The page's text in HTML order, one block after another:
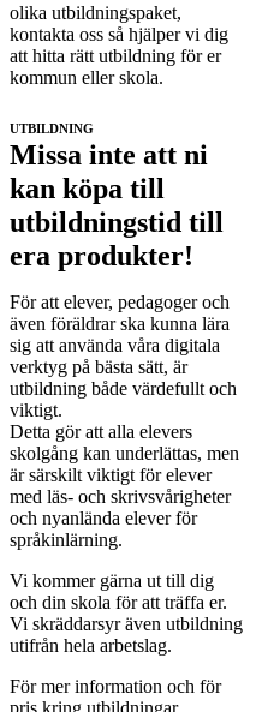
olika utbildningspaket,
kontakta oss så hjälper vi dig
att hitta rätt utbildning för er
kommun eller skola.
UTBILDNING
Missa inte att ni
kan köpa till
utbildningstid till
era produkter!
För att elever, pedagoger och
även föräldrar ska kunna lära
sig att använda våra digitala
verktyg på bästa sätt, är
utbildning både värdefullt och
viktigt.
Detta gör att alla elevers
skolgång kan underlättas, men
är särskilt viktigt för elever
med läs- och skrivsvårigheter
och nyanlända elever för
språkinlärning.
Vi kommer gärna ut till dig
och din skola för att träffa er.
Vi skräddarsyr även utbildning
utifrån hela arbetslag.
För mer information och för
pris kring utbildningar,